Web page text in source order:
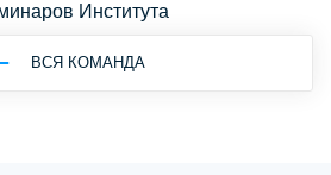
Института
ВСЯ КОМАНДА